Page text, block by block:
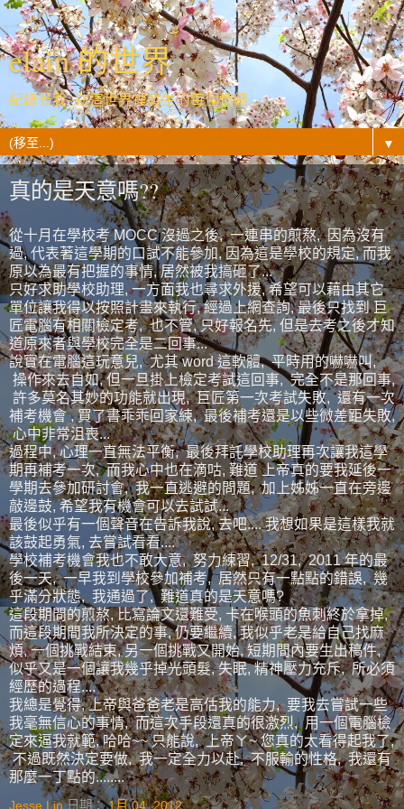
elain 的世界
紀錄著我- 在這世界裡發生的每個情緒...
▼
真的是天意嗎??
從十月在學校考 MOCC 沒過之後, 一連串的煎熬, 因為沒有
過, 代表著這學期的口試不能參加, 因為這是學校的規定, 而我
原以為最有把握的事情, 居然被我搞砸了...
只好求助學校助理, 一方面我也尋求外援, 希望可以藉由其它
單位讓我得以按照計畫來執行, 經過上網查詢, 最後只找到 巨
匠電腦有相關檢定考, 也不管, 只好報名先, 但是去考之後才知
道原來者與學校完全是二回事...
說實在電腦這玩意兒, 尤其 word 這軟體, 平時用的嚇嚇叫,
操作來去自如, 但一旦掛上檢定考試這回事, 完全不是那回事,
許多莫名其妙的功能就出現, 巨匠第一次考試失敗, 還有一次
補考機會 , 買了書乖乖回家練, 最後補考還是以些微差距失敗,
心中非常沮喪...
過程中, 心理一直無法平衡, 最後拜託學校助理再次讓我這學
期再補考一次, 而我心中也在滴咕, 難道 上帝真的要我延後一
學期去參加研討會, 我一直逃避的問題, 加上姊姊一直在旁邊
敲邊鼓, 希望我有機會可以去試試...
最後似乎有一個聲音在告訴我說, 去吧.... 我想如果是這樣我就
該鼓起勇氣, 去嘗試看看....
學校補考機會我也不敢大意, 努力練習, 12/31, 2011 年的最
後一天, 一早我到學校參加補考, 居然只有一點點的錯誤, 幾
乎滿分狀態, 我通過了, 難道真的是天意嗎?
這段期間的煎熬, 比寫論文還難受, 卡在喉頭的魚刺終於拿掉,
而這段期間我所決定的事, 仍要繼續, 我似乎老是給自己找麻
煩, 一個挑戰結束, 另一個挑戰又開始, 短期間內要生出稿件,
似乎又是一個讓我幾乎掉光頭髮, 失眠, 精神壓力充斥, 所必須
經歷的過程....
我總是覺得, 上帝與爸爸老是高估我的能力, 要我去嘗試一些
我毫無信心的事情, 而這次手段還真的很激烈, 用一個電腦檢
定來逼我就範, 哈哈~~ 只能說, 上帝ㄚ~ 您真的太看得起我了,
不過既然決定要做, 我一定全力以赴, 不服輸的性格, 我還有
那麼一丁點的........
Jesse Lin 日期：1月 04, 2012